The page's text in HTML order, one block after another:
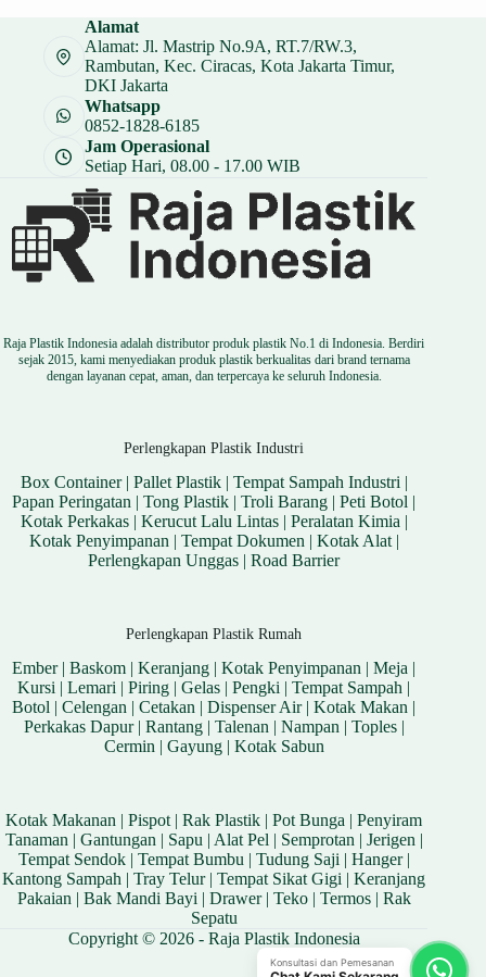
Alamat
Alamat: Jl. Mastrip No.9A, RT.7/RW.3,
Rambutan, Kec. Ciracas, Kota Jakarta Timur,
DKI Jakarta
Whatsapp
0852-1828-6185
Jam Operasional
Setiap Hari, 08.00 - 17.00 WIB
Raja Plastik Indonesia adalah distributor produk plastik No.1 di Indonesia. Berdiri
sejak 2015, kami menyediakan produk plastik berkualitas dari brand ternama
dengan layanan cepat, aman, dan terpercaya ke seluruh Indonesia.
Perlengkapan Plastik Industri
Box Container| Pallet Plastik| Tempat Sampah Industri |
Papan Peringatan |Tong Plastik |Troli Barang |Peti Botol |
Kotak Perkakas| Kerucut Lalu Lintas| Peralatan Kimia |
Kotak Penyimpanan | Tempat Dokumen | Kotak Alat|
Perlengkapan Unggas |Road Barrier
Perlengkapan Plastik Rumah
Ember|Baskom |Keranjang |Kotak Penyimpanan |Meja |
Kursi |Lemari |Piring |Gelas |Pengki |Tempat Sampah |
Botol |Celengan |Cetakan |Dispenser Air|Kotak Makan |
Perkakas Dapur| Rantang| Talenan| Nampan| Toples|
Cermin| Gayung| Kotak Sabun
Kotak Makanan |Pispot|Rak Plastik |Pot Bunga |Penyiram
Tanaman| Gantungan| Sapu| Alat Pel| Semprotan| Jerigen|
Tempat Sendok| Tempat Bumbu| Tudung Saji| Hanger|
Kantong Sampah |Tray Telur|Tempat Sikat Gigi |Keranjang
Pakaian| Bak Mandi Bayi| Drawer| Teko| Termos| Rak
Sepatu
Copyright © 2026 - Raja Plastik Indonesia
Konsultasi dan Pemesanan